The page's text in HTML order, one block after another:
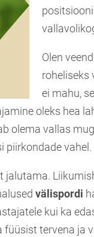
Olen
roheliseks
ei mahu,
oleks hea
olema vallas
piirkondade vahel.
jalutama.
välispordi
kui ka
tervena ja